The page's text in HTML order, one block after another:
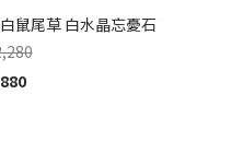
鼠尾草 白水晶忘憂石